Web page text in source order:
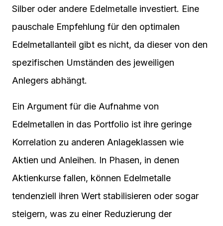
Silber oder andere Edelmetalle investiert. Eine
pauschale Empfehlung für den optimalen
Edelmetallanteil gibt es nicht, da dieser von den
spezifischen Umständen des jeweiligen
Anlegers abhängt.
Ein Argument für die Aufnahme von
Edelmetallen in das Portfolio ist ihre geringe
Korrelation zu anderen Anlageklassen wie
Aktien und Anleihen. In Phasen, in denen
Aktienkurse fallen, können Edelmetalle
tendenziell ihren Wert stabilisieren oder sogar
steigern, was zu einer Reduzierung der